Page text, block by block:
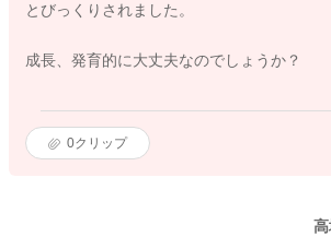
とびっくりされました。
成長、発育的に大丈夫なのでしょうか？
0クリップ